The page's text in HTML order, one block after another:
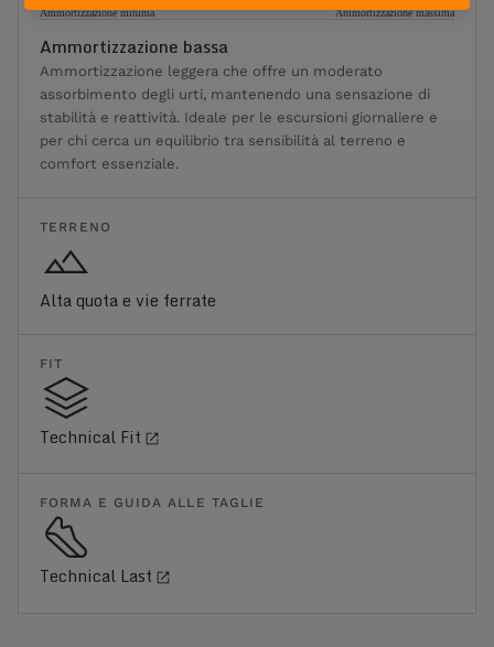
Ammortizzazione minima Ammortizzazione massima
Ammortizzazione bassa
Ammortizzazione leggera che offre un moderato
assorbimento degli urti, mantenendo una sensazione di
stabilità e reattività. Ideale per le escursioni giornaliere e
per chi cerca un equilibrio tra sensibilità al terreno e
comfort essenziale.
TERRENO
Alta quota e vie ferrate
FIT
Technical Fit
FORMA E GUIDA ALLE TAGLIE
Technical Last